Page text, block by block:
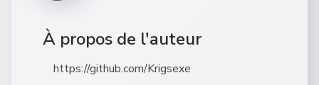
À propos de l'auteur
https://github.com/Krigsexe